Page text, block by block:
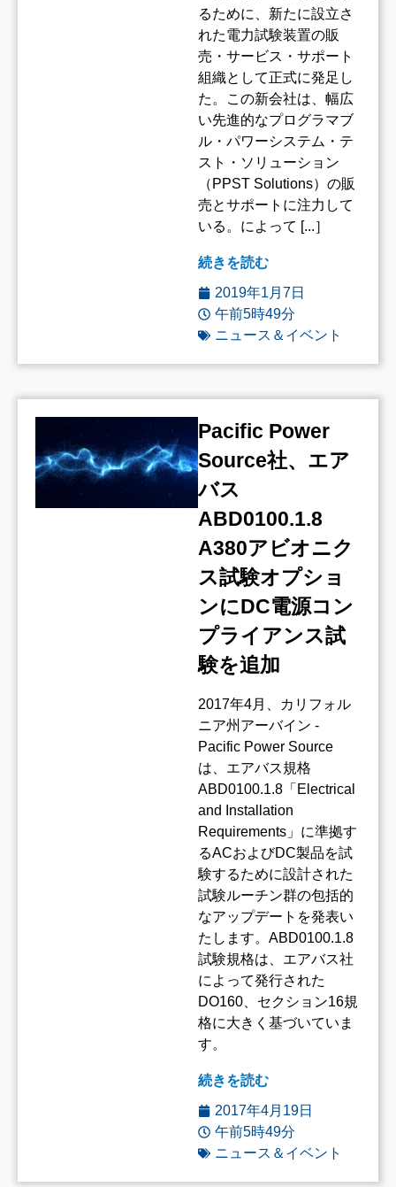
るために、新たに設立さ
れた電力試験装置の販
売・サービス・サポート
組織として正式に発足し
た。この新会社は、幅広
い先進的なプログラマブ
ル・パワーシステム・テ
スト・ソリューション
（PPST Solutions）の販
売とサポートに注力して
いる。によって [...］
続きを読む
2019年1月7日
午前5時49分
ニュース＆イベント
Pacific Power
Source社、エア
バス
ABD0100.1.8
A380アビオニク
ス試験オプショ
ンにDC電源コン
プライアンス試
験を追加
2017年4月、カリフォル
ニア州アーバイン -
Pacific Power Source
は、エアバス規格
ABD0100.1.8「Electrical
and Installation
Requirements」に準拠す
るACおよびDC製品を試
験するために設計された
試験ルーチン群の包括的
なアップデートを発表い
たします。ABD0100.1.8
試験規格は、エアバス社
によって発行された
DO160、セクション16規
格に大きく基づいていま
す。
続きを読む
2017年4月19日
午前5時49分
ニュース＆イベント